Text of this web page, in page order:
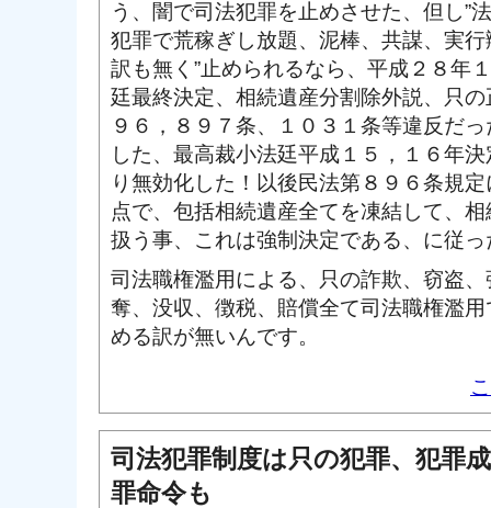
う、闇で司法犯罪を止めさせた、但し”
犯罪で荒稼ぎし放題、泥棒、共謀、実
訳も無く”止められるなら、平成２８年
廷最終決定、相続遺産分割除外説、只
９６，８９７条、１０３１条等違反だ
した、最高裁小法廷平成１５，１６年
り無効化した！以後民法第８９６条規
点で、包括相続遺産全てを凍結して、
扱う事、これは強制決定である、に従
司法職権濫用による、只の詐欺、窃盗
奪、没収、徴税、賠償全て司法職権濫
める訳が無いんです。
司法犯罪制度は只の犯罪、犯罪
罪命令も